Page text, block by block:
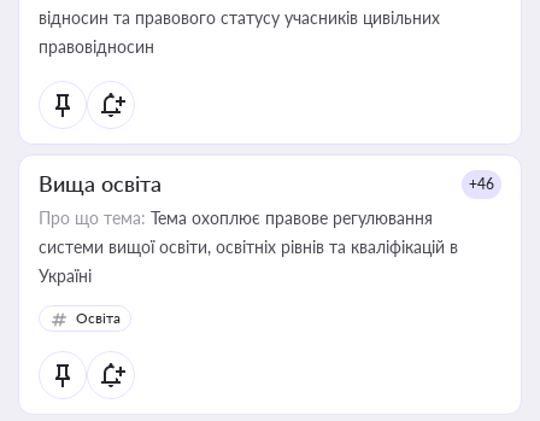
відносин та правового статусу учасників цивільних
правовідносин
Вища освіта +46
Про що тема: Тема охоплює правове регулювання
системи вищої освіти, освітніх рівнів та кваліфікацій в
Україні
Освіта